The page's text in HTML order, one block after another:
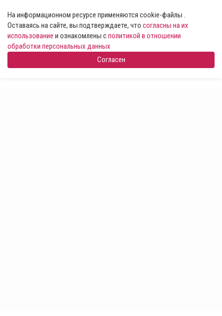
На информационном ресурсе применяются cookie-файлы .
Оставаясь на сайте, вы подтверждаете, что согласны на их
использование и ознакомлены сполитикой в отношении
обработки персональных данных
Согласен